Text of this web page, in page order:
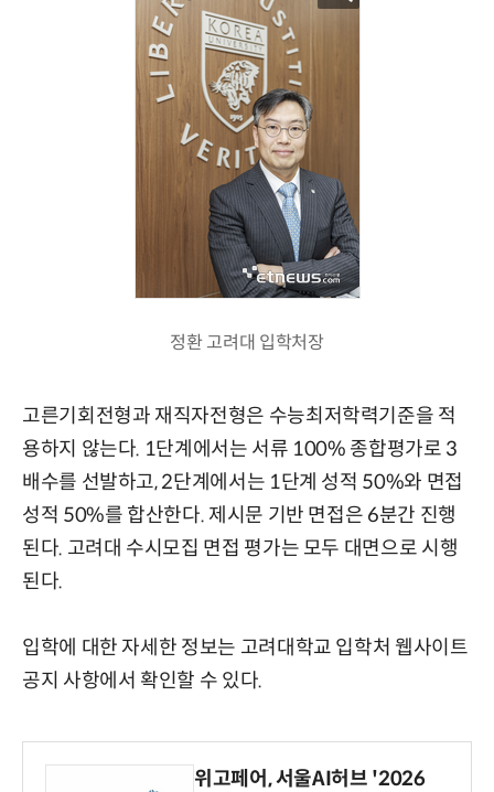
정환 고려대 입학처장
고른기회전형과 재직자전형은 수능최저학력기준을 적
용하지 않는다. 1단계에서는 서류 100% 종합평가로 3
배수를 선발하고, 2단계에서는 1단계 성적 50%와 면접
성적 50%를 합산한다. 제시문 기반 면접은 6분간 진행
된다. 고려대 수시모집 면접 평가는 모두 대면으로 시행
된다.
입학에 대한 자세한 정보는 고려대학교 입학처 웹사이트
공지 사항에서 확인할 수 있다.
위고페어, 서울AI허브 '2026